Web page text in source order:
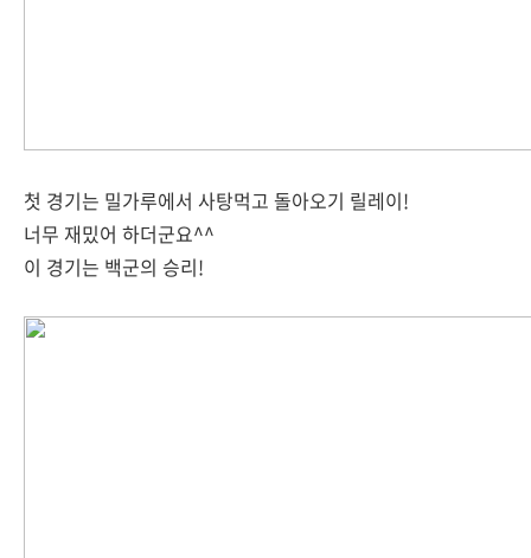
첫 경기는 밀가루에서 사탕먹고 돌아오기 릴레이!
너무 재밌어 하더군요^^
이 경기는 백군의 승리!